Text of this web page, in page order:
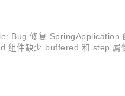
Bug 修复 SpringApplication
件缺少 buffered 和 step 属